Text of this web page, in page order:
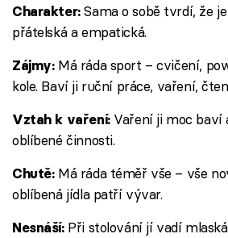
Charakter:Sama o sobě tvrdí, že
přátelská a empatická.
Zájmy: Má ráda sport – cvičení,
kole. Baví ji ruční práce, vaření,
Vztah k vaření: Vaření ji moc baví
oblíbené činnosti.
Chutě: Má ráda téměř vše – vše
oblíbená jídla patří vývar.
Nesnáší: Při stolování jí vadí